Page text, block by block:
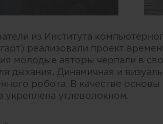
из Института
реализовали проект
молодые авторы черпали в
дыхания. Динамичная и
робота. В качестве
укреплена углеволокном.